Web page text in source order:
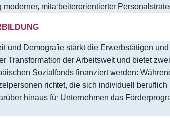
mitarbeiterorientierter
und Demografie stärkt die Erwerbstätigen und
Transformation der Arbeitswelt und bietet zwei
Sozialfonds finanziert werden:
richtet, die sich individuell beruflich
hinaus für Unternehmen das